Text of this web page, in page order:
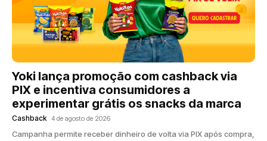
Yoki lança promoção com cashback via
PIX e incentiva consumidores a
experimentar grátis os snacks da marca
Cashback 4 de agosto de 2026
Campanha permite receber dinheiro de volta via PIX após compra,